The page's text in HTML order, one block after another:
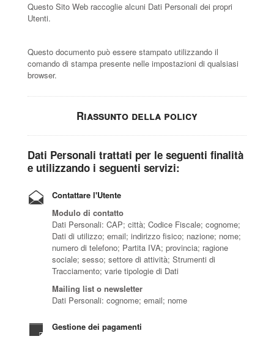
Questo Sito Web raccoglie alcuni Dati Personali dei propri
Utenti.
Questo documento può essere stampato utilizzando il
comando di stampa presente nelle impostazioni di qualsiasi
browser.
Riassunto della policy
Dati Personali trattati per le seguenti finalità
e utilizzando i seguenti servizi:
Contattare l'Utente
Modulo di contatto
Dati Personali: CAP; città; Codice Fiscale; cognome;
Dati di utilizzo; email; indirizzo fisico; nazione; nome;
numero di telefono; Partita IVA; provincia; ragione
sociale; sesso; settore di attività; Strumenti di
Tracciamento; varie tipologie di Dati
Mailing list o newsletter
Dati Personali: cognome; email; nome
Gestione dei pagamenti